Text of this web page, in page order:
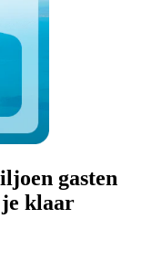
gasten
je klaar